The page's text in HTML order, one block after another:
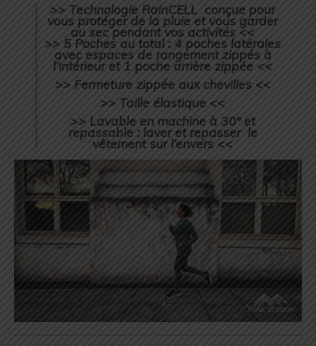
>> Technologie RainCELL conçue pour
vous protéger de la pluie et vous garder
au sec pendant vos activités <<
>> 5 Poches au total : 4 poches latérales
avec espaces de rangement zippés à
l’intérieur et 1 poche arrière zippée <<
>> Fermeture zippée aux chevilles <<
>> Taille élastique <<
>> Lavable en machine à 30° et
repassable : laver et repasser le
vêtement sur l’envers <<